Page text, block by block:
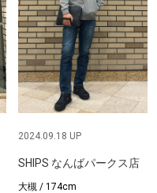
2024.09.18 UP
SHIPS なんばパークス店
大槻 / 174cm